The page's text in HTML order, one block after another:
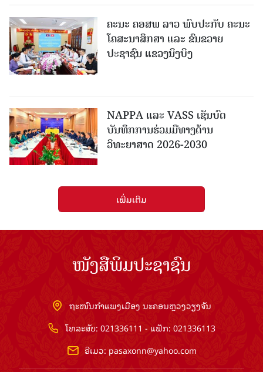
ຄະນະ ຄອສພ ລາວ ພົບປະກັບ ຄະນະ
ໂຄສະນາສຶກສາ ແລະ ຂົນຂວາຍ
ປະຊາຊົນ ແຂວງນິງບິງ
NAPPA ແລະ VASS ເຊັນບົດ
ບັນທຶກການຮ່ວມມືທາງດ້ານ
ວິທະຍາສາດ 2026-2030
ເພີ່ມເຕີມ
ໜັງສືພິມປະຊາຊົນ
ຖະໜົນກຳແພງເມືອງ ນະຄອນຫຼວງວຽງຈັນ
ໂທລະສັບ: 021336111 - ແຟັກ: 021336113
ອີເມວ: pasaxonn@yahoo.com